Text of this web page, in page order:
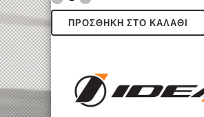
ΠΡΟΣΘΉΚΗ ΣΤΟ ΚΑΛΆΘΙ